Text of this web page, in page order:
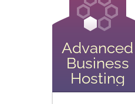
Advanced
Business
Hosting